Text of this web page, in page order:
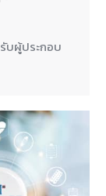
บผู้ประกอบ